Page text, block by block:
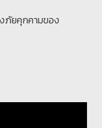
ภัยคุกคามของ